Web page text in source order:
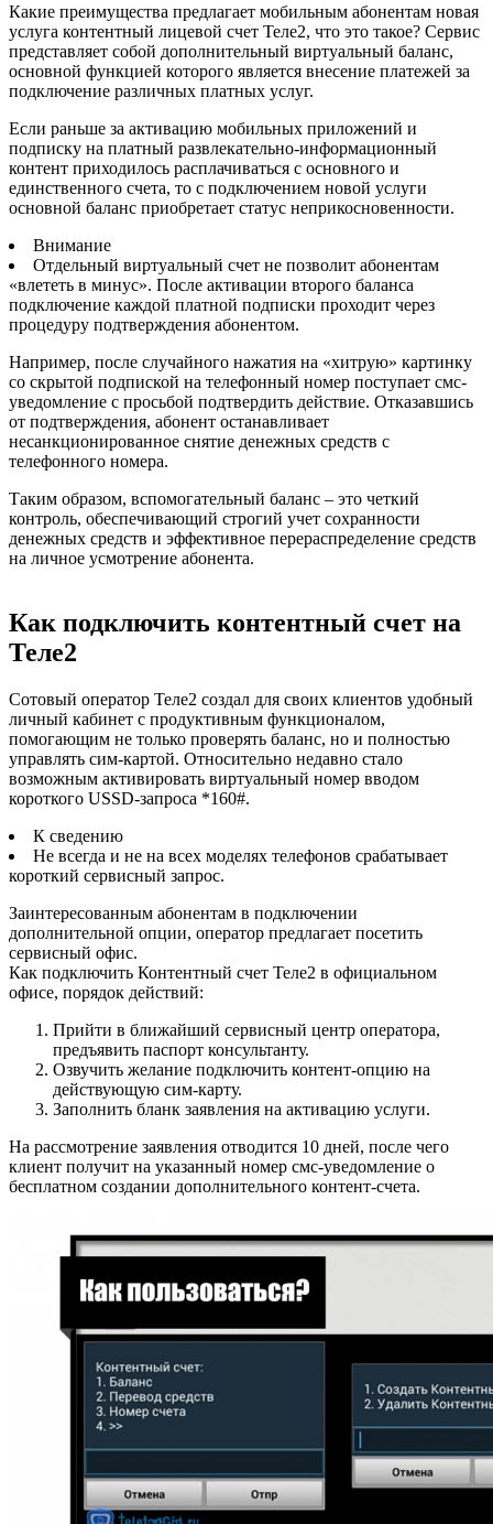
Какие преимущества предлагает мобильным абонентам новая
услуга контентный лицевой счет Теле2, что это такое? Сервис
представляет собой дополнительный виртуальный баланс,
основной функцией которого является внесение платежей за
подключение различных платных услуг.
Если раньше за активацию мобильных приложений и
подписку на платный развлекательно-информационный
контент приходилось расплачиваться с основного и
единственного счета, то с подключением новой услуги
основной баланс приобретает статус неприкосновенности.
Внимание
Отдельный виртуальный счет не позволит абонентам
«влететь в минус». После активации второго баланса
подключение каждой платной подписки проходит через
процедуру подтверждения абонентом.
Например, после случайного нажатия на «хитрую» картинку
со скрытой подпиской на телефонный номер поступает смс-
уведомление с просьбой подтвердить действие. Отказавшись
от подтверждения, абонент останавливает
несанкционированное снятие денежных средств с
телефонного номера.
Таким образом, вспомогательный баланс – это четкий
контроль, обеспечивающий строгий учет сохранности
денежных средств и эффективное перераспределение средств
на личное усмотрение абонента.
Как подключить контентный счет на
Теле2
Сотовый оператор Теле2 создал для своих клиентов удобный
личный кабинет с продуктивным функционалом,
помогающим не только проверять баланс, но и полностью
управлять сим-картой. Относительно недавно стало
возможным активировать виртуальный номер вводом
короткого USSD-запроса *160#.
К сведению
Не всегда и не на всех моделях телефонов срабатывает
короткий сервисный запрос.
Заинтересованным абонентам в подключении
дополнительной опции, оператор предлагает посетить
сервисный офис.
Как подключить Контентный счет Теле2 в официальном
офисе, порядок действий:
Прийти в ближайший сервисный центр оператора,
предъявить паспорт консультанту.
Озвучить желание подключить контент-опцию на
действующую сим-карту.
Заполнить бланк заявления на активацию услуги.
На рассмотрение заявления отводится 10 дней, после чего
клиент получит на указанный номер смс-уведомление о
бесплатном создании дополнительного контент-счета.